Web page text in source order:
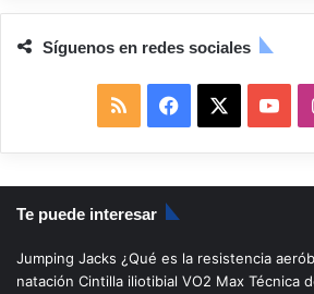
Síguenos en redes sociales
S
S
a
c
b
o
u
u
Te puede interesar
Jumping Jacks ¿Qué es la resistencia
natación Cintilla iliotibial VO2 Max Técnica